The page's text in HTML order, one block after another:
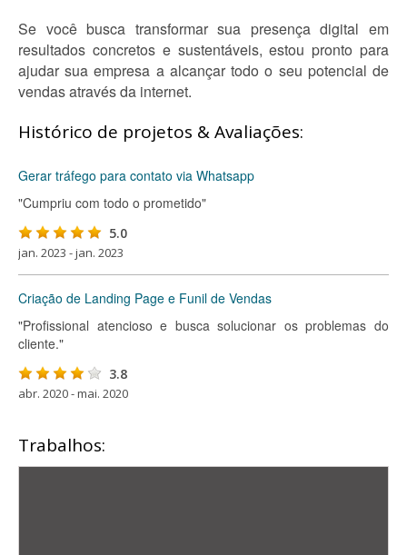
Se você busca transformar sua presença digital em
resultados concretos e sustentáveis, estou pronto para
ajudar sua empresa a alcançar todo o seu potencial de
vendas através da internet.
Histórico de projetos & Avaliações:
Gerar tráfego para contato via Whatsapp
"Cumpriu com todo o prometido"
5.0
jan. 2023 - jan. 2023
Criação de Landing Page e Funil de Vendas
"Profissional atencioso e busca solucionar os problemas do
cliente."
3.8
abr. 2020 - mai. 2020
Trabalhos: